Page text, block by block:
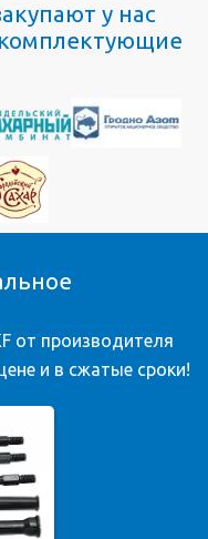
у нас
от производителя
и в сжатые сроки!